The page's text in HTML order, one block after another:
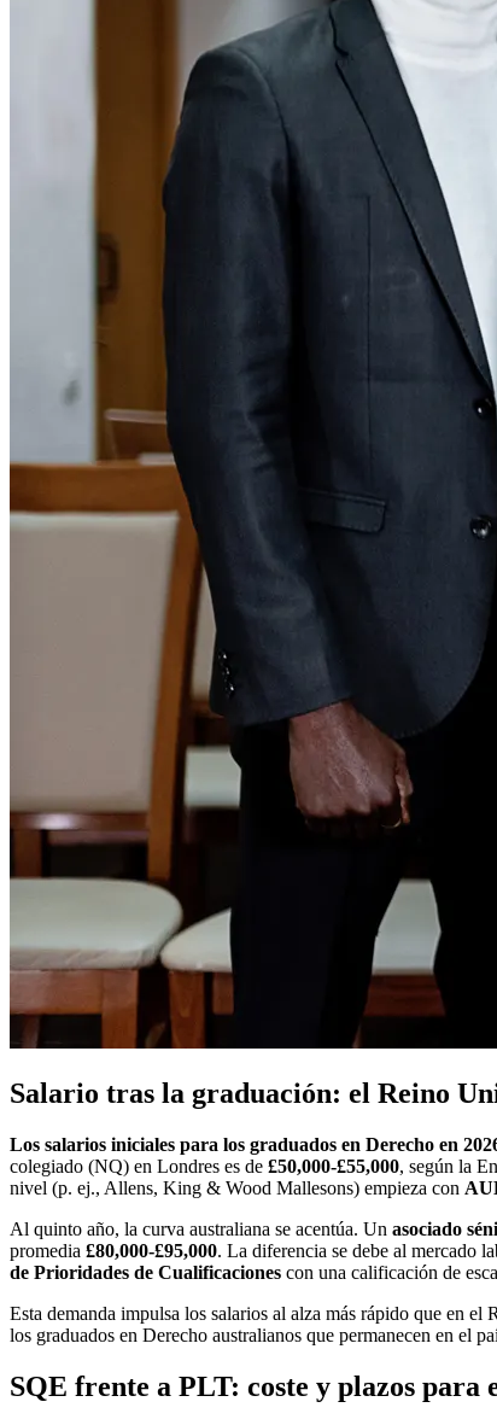
Salario tras la graduación: el Reino
Los salarios iniciales para los graduados en Derecho en
colegiado (NQ) en Londres es de £50,000-£55,000, según la
nivel (p. ej., Allens, King & Wood Mallesons) empieza con
Al quinto año, la curva australiana se acentúa. Un asociado
promedia £80,000-£95,000. La diferencia se debe al mercado
de Prioridades de Cualificaciones con una calificación de
Esta demanda impulsa los salarios al alza más rápido que en
los graduados en Derecho australianos que permanecen en el
SQE frente a PLT: coste y plazos para